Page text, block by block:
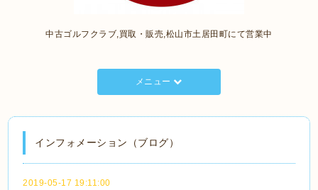
中古ゴルフクラブ,買取・販売,松山市土居田町にて営業中
メニュー
インフォメーション（ブログ）
2019-05-17 19:11:00